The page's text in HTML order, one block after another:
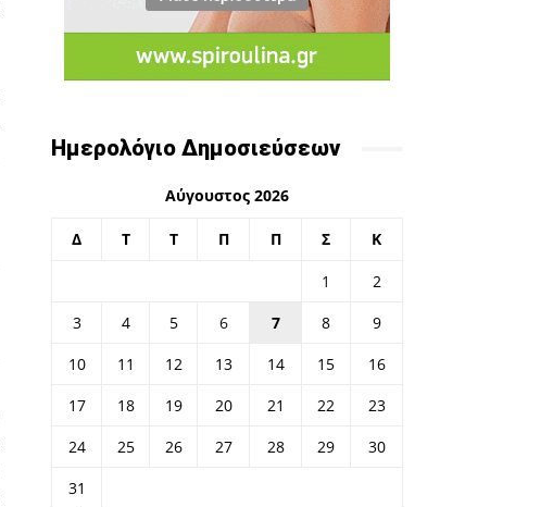
Ημερολόγιο Δημοσιεύσεων
Αύγουστος 2026
Δ Τ Τ Π Π Σ Κ
1
2
3
4 5 6 7 8
9
10
11 12 13 14 15
16
17
18 19 20 21 22
23
24
25 26 27 28 29
30
31